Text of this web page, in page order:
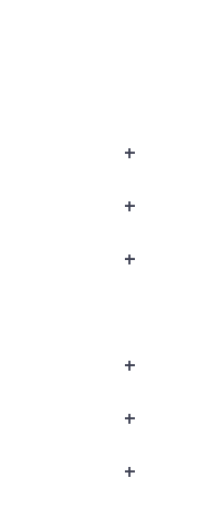
+
+
+
+
+
+